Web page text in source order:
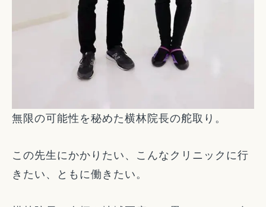
無限の可能性を秘めた横林院長の舵取り。
この先生にかかりたい、こんなクリニックに行
きたい、ともに働きたい。